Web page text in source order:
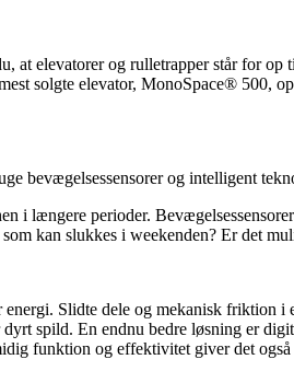
at elevatorer og rulletrapper står for
solgte elevator, MonoSpace® 500,
bevægelsessensorer og intelligent
i længere perioder.
kan slukkes i weekenden? Er det
Slidte dele og mekanisk friktion
spild. En endnu bedre løsning er
funktion og effektivitet giver det